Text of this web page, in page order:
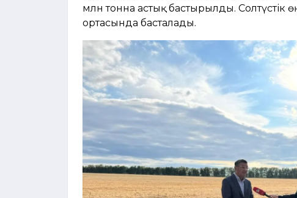
млн тонна астық бастырылды.
ортасында басталады.